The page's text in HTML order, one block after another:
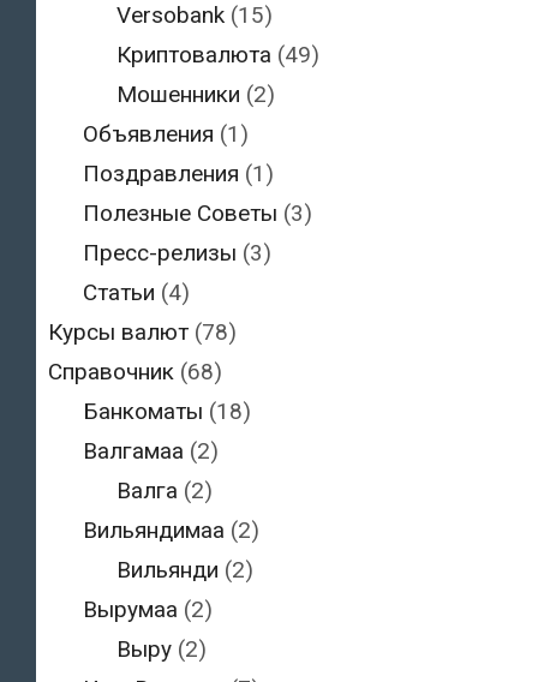
Versobank (15)
Криптовалюта (49)
Мошенники (2)
Объявления (1)
Поздравления (1)
Полезные Советы (3)
Пресс-релизы (3)
Статьи (4)
Курсы валют (78)
Справочник (68)
Банкоматы (18)
Валгамаа (2)
Валга (2)
Вильяндимаа (2)
Вильянди (2)
Вырумаа (2)
Выру (2)